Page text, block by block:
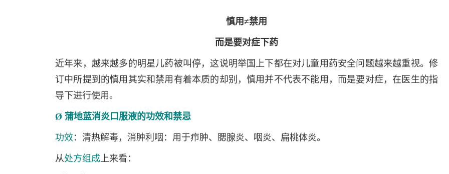
慎用≠禁用
而是要对症下药
近年来，越来越多的明星儿药被叫停，这说明举国上下都在对儿童用药安全问题越来越重视。修
订中所提到的慎用其实和禁用有着本质的却别，慎用并不代表不能用，而是要对症，在医生的指
导下进行使用。
Ø 蒲地蓝消炎口服液的功效和禁忌
功效：清热解毒，消肿利咽：用于疖肿、腮腺炎、咽炎、扁桃体炎。
从处方组成上来看：